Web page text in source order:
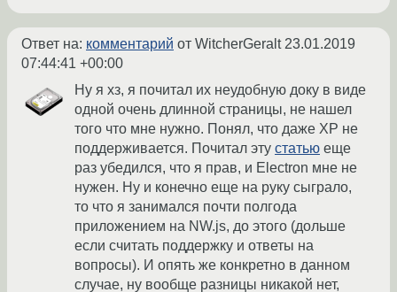
Ответ на: комментарий от WitcherGeralt23.01.2019
07:44:41 +00:00
Ну я хз, я почитал их неудобную доку в виде
одной очень длинной страницы, не нашел
того что мне нужно. Понял, что даже XP не
поддерживается. Почитал эту статью еще
раз убедился, что я прав, и Electron мне не
нужен. Ну и конечно еще на руку сыграло,
то что я занимался почти полгода
приложением на NW.js, до этого (дольше
если считать поддержку и ответы на
вопросы). И опять же конкретно в данном
случае, ну вообще разницы никакой нет,